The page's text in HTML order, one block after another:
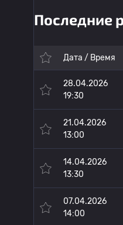
Последние
Дата / Время
28.04.2026
19:30
21.04.2026
13:00
14.04.2026
13:30
07.04.2026
14:00